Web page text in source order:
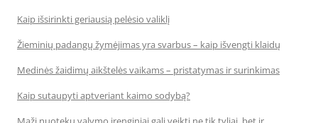
Kaip išsirinkti geriausią pelėsio valiklį
Žieminių padangų žymėjimas yra svarbus – kaip išvengti klaidų
Medinės žaidimų aikštelės vaikams – pristatymas ir surinkimas
Kaip sutaupyti aptveriant kaimo sodybą?